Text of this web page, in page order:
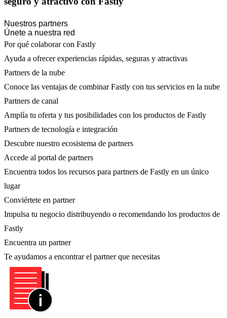
Nuestros partners
Únete a nuestra red
Por qué colaborar con Fastly
Ayuda a ofrecer experiencias rápidas, seguras y atractivas
Partners de la nube
Conoce las ventajas de combinar Fastly con tus servicios en la nube
Partners de canal
Amplía tu oferta y tus posibilidades con los productos de Fastly
Partners de tecnología e integración
Descubre nuestro ecosistema de partners
Accede al portal de partners
Encuentra todos los recursos para partners de Fastly en un único
lugar
Conviértete en partner
Impulsa tu negocio distribuyendo o recomendando los productos de
Fastly
Encuentra un partner
Te ayudamos a encontrar el partner que necesitas